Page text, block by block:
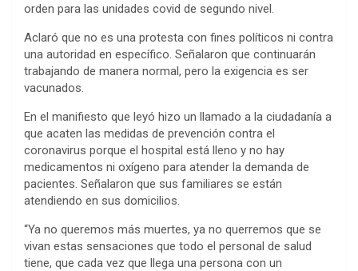
orden para las unidades covid de segundo nivel.
Aclaró que no es una protesta con fines políticos ni contra
una autoridad en específico. Señalaron que continuarán
trabajando de manera normal, pero la exigencia es ser
vacunados.
En el manifiesto que leyó hizo un llamado a la ciudadanía a
que acaten las medidas de prevención contra el
coronavirus porque el hospital está lleno y no hay
medicamentos ni oxígeno para atender la demanda de
pacientes. Señalaron que sus familiares se están
atendiendo en sus domicilios.
“Ya no queremos más muertes, ya no querremos que se
vivan estas sensaciones que todo el personal de salud
tiene, que cada vez que llega una persona con un